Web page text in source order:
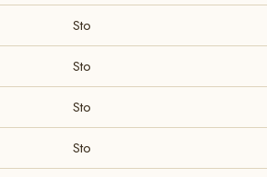
Sto
Sto
Sto
Sto